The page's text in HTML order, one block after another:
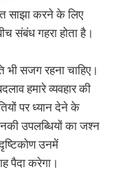
साझा करने के लिए
संबंध गहरा होता है।
भी सजग रहना चाहिए।
हमारे व्यवहार की
पर ध्यान देने के
उपलब्धियों का जश्न
उनमें
पैदा करेगा।